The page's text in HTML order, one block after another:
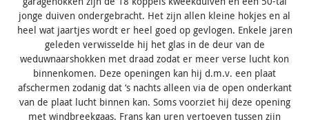
jonge duiven ondergebracht. Het zijn allen kleine hokjes en al
heel wat jaartjes wordt er heel goed op gevlogen. Enkele jaren
geleden verwisselde hij het glas in de deur van de
weduwnaarshokken met draad zodat er meer verse lucht kon
binnenkomen. Deze openingen kan hij d.m.v. een plaat
afschermen zodanig dat ‘s nachts alleen via de open onderkant
van de plaat lucht binnen kan. Soms voorziet hij deze opening
met windbreekgaas. Frans kan uren vertoeven tussen zijn